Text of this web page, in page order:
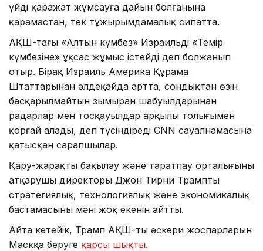
үйдің қаражат жұмсауға дайын болғанына
қарамастан, тек тұжырымдамалық сипатта.
АҚШ-тағы «Алтын күмбез» Израильдің «Темір
күмбезіне» ұқсас жұмыс істейді деп болжанып
отыр. Бірақ Израиль Америка Құрама
Штаттарынан әлдеқайда артта, сондықтан өзін
басқарылмайтын зымыран шабуылдарынан
радарлар мен тосқауылдар арқылы толығымен
қорғай алады, деп түсіндіреді CNN сауалнамасына
қатысқан сарапшылар.
Қару-жарақты бақылау және таратпау орталығының
атқарушы директоры Джон Тирни Трамптың
стратегиялық, технологиялық және экономикалық
бастамасының мәні жоқ екенін айтты.
Айта кетейік, Трамп АҚШ-тың әскери жоспарларын
Маскқа беруге қарсы шықты.